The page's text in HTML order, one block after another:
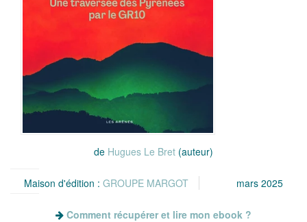
de Hugues Le Bret (auteur)
Maison d'édition : GROUPE MARGOT mars 2025
Comment récupérer et lire mon ebook ?